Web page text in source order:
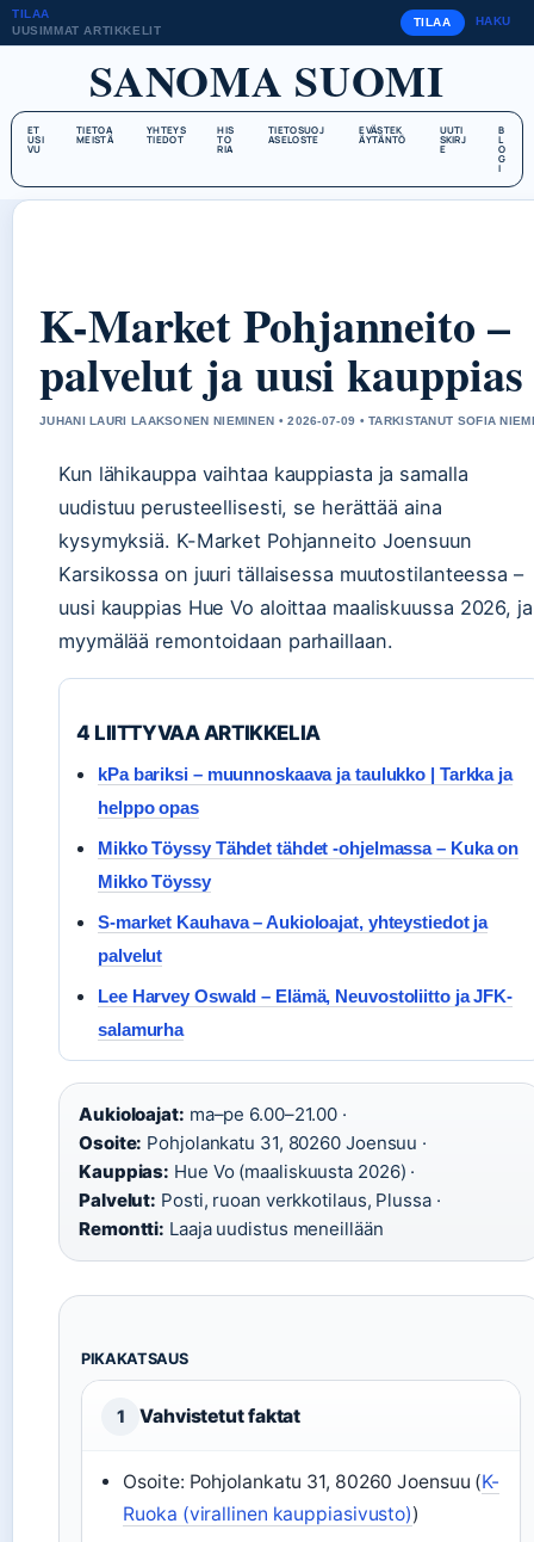
TILAA
UUSIMMAT ARTIKKELIT
TILAA HAKU
SANOMA SUOMI
ET
USI
VU
TIETOA
MEISTÄ
YHTEYS
TIEDOT
HIS
TO
RIA
TIETOSUOJ
ASELOSTE
EVÄSTEK
ÄYTÄNTÖ
UUTI
SKIRJ
E
B
L
O
G
I
K-Market Pohjanneito –
palvelut ja uusi kauppias
JUHANI LAURI LAAKSONEN NIEMINEN • 2026-07-09 • TARKISTANUT SOFIA NIEMI
Kun lähikauppa vaihtaa kauppiasta ja samalla
uudistuu perusteellisesti, se herättää aina
kysymyksiä. K-Market Pohjanneito Joensuun
Karsikossa on juuri tällaisessa muutostilanteessa –
uusi kauppias Hue Vo aloittaa maaliskuussa 2026, ja
myymälää remontoidaan parhaillaan.
4 LIITTYVAA ARTIKKELIA
kPa bariksi – muunnoskaava ja taulukko | Tarkka ja
helppo opas
Mikko Töyssy Tähdet tähdet -ohjelmassa – Kuka on
Mikko Töyssy
S-market Kauhava – Aukioloajat, yhteystiedot ja
palvelut
Lee Harvey Oswald – Elämä, Neuvostoliitto ja JFK-
salamurha
Aukioloajat: ma–pe 6.00–21.00 ·
Osoite: Pohjolankatu 31, 80260 Joensuu ·
Kauppias: Hue Vo (maaliskuusta 2026) ·
Palvelut: Posti, ruoan verkkotilaus, Plussa ·
Remontti: Laaja uudistus meneillään
PIKAKATSAUS
1 Vahvistetut faktat
Osoite: Pohjolankatu 31, 80260 Joensuu (K-
Ruoka (virallinen kauppiasivusto))